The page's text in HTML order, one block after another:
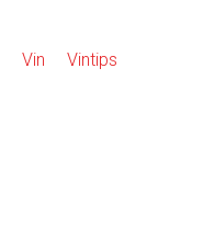
Vin Vintips